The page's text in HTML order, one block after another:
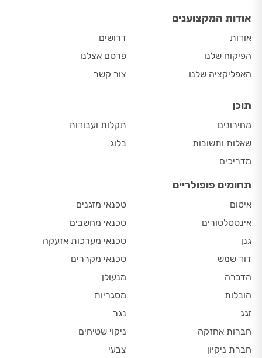
אודות המקצוענים
אודות
הפיקוח שלנו
האפליקציה שלנו
דרושים
פרסם אצלנו
צור קשר
תוכן
מחירונים
שאלות ותשובות
מדריכים
תקלות ועבודות
בלוג
תחומים פופולריים
איטום
אינסטלטורים
גנן
דוד שמש
הדברה
הובלות
זגג
חברות אחזקה
חברת ניקיון
טכנאי מזגנים
טכנאי מחשבים
טכנאי מערכות אזעקה
טכנאי מקררים
מנעולן
מסגריות
נגר
ניקוי שטיחים
צבעי